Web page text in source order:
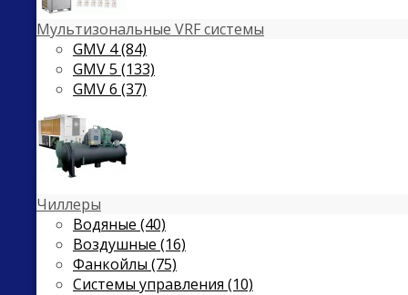
Мультизональные VRF системы
GMV 4 (84)
GMV 5 (133)
GMV 6 (37)
Чиллеры
Водяные (40)
Воздушные (16)
Фанкойлы (75)
Системы управления (10)